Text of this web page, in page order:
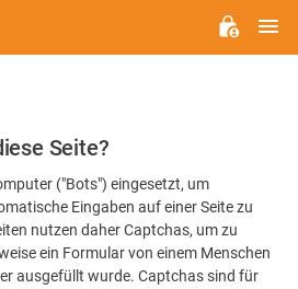
Seite?
("Bots") eingesetzt, um
Eingaben auf einer Seite zu
nutzen daher Captchas, um zu
ein Formular von einem Menschen
ausgefüllt wurde. Captchas sind für